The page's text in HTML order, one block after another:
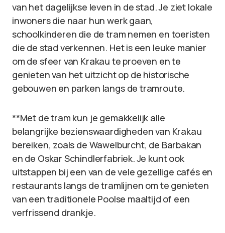
van het dagelijkse leven in de stad. Je ziet lokale
inwoners die naar hun werk gaan,
schoolkinderen die de tram nemen en toeristen
die de stad verkennen. Het is een leuke manier
om de sfeer van Krakau te proeven en te
genieten van het uitzicht op de historische
gebouwen en parken langs de tramroute.
**Met de tram kun je gemakkelijk alle
belangrijke bezienswaardigheden van Krakau
bereiken, zoals de Wawelburcht, de Barbakan
en de Oskar Schindlerfabriek. Je kunt ook
uitstappen bij een van de vele gezellige cafés en
restaurants langs de tramlijnen om te genieten
van een traditionele Poolse maaltijd of een
verfrissend drankje.